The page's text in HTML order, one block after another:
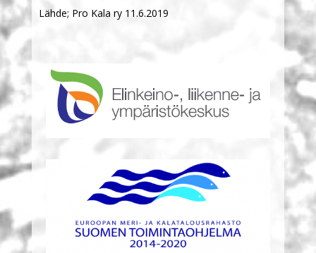
Lähde; Pro Kala ry 11.6.2019